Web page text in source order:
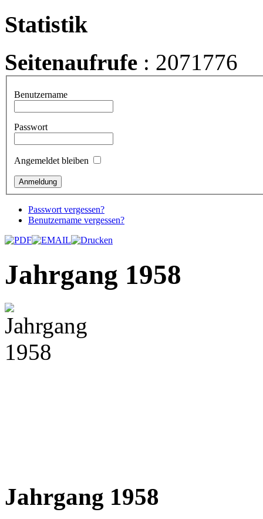
Statistik
Seitenaufrufe : 2071776
Benutzername
Passwort
Angemeldet bleiben
Passwort vergessen?
Benutzername vergessen?
Jahrgang 1958
Jahrgang 1958